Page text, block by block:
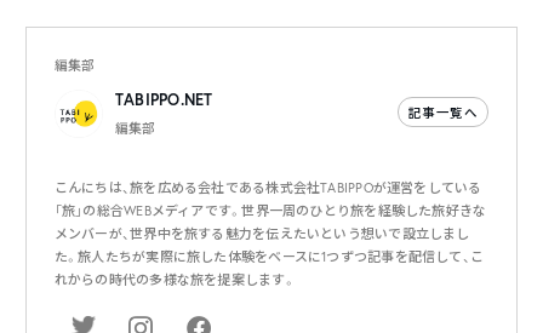
編集部
TABIPPO.NET
編集部
記事一覧へ
こんにちは、旅を広める会社である株式会社TABIPPOが運営をしている
「旅」の総合WEBメディアです。世界一周のひとり旅を経験した旅好きな
メンバーが、世界中を旅する魅力を伝えたいという想いで設立しまし
た。旅人たちが実際に旅した体験をベースに1つずつ記事を配信して、こ
れからの時代の多様な旅を提案します。